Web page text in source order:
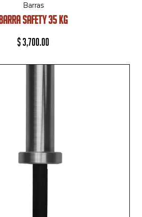
Barras
BARRA SAFETY 35 KG
$3,700.00